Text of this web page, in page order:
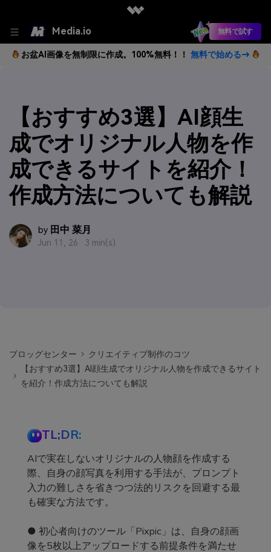
Media.io 無料で試す
お盆AI画像を無制限に作成。100%無料！！ 無料で始める→
【おすすめ3選】AI顔生
成でオリジナル人物を作
成できるサイトを紹介！
作成方法についても解説
by 田中 菜月
Jun 11, 26 · 3 min(s)
ブロッグセンター
クリエイティブ制作のコツ
【おすすめ3選】AI顔生成でオリジナル人物を作成できるサイト
を紹介！作成方法についても解説
TL;DR:
AIで実在しないオリジナルの人物顔を作成する
際、自身の顔写真を利用する手法が、プロンプト
入力の難しさを省きつつ法的リスクを回避する最
も確実な方法です。
● 初心者向けのツール「Pixpic」は、自身の顔画
像を5枚以上アップロードする前提条件を満たせ